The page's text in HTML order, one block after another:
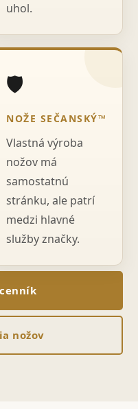
uhol.
🛡️
NOŽE SEČANSKÝ™
Vlastná výroba
nožov má
samostatnú
stránku, ale patrí
medzi hlavné
služby značky.
nožov